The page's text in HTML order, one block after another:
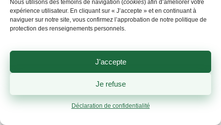
Nous utilisons des témoins de navigation (cookies) afin d’améliorer votre
expérience utilisateur. En cliquant sur « J’accepte » et en continuant à
naviguer sur notre site, vous confirmez l’approbation de notre politique de
protection des renseignements personnels.
J'accepte
Je refuse
Déclaration de confidentialité